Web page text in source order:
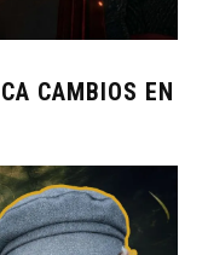
CAMBIOS EN